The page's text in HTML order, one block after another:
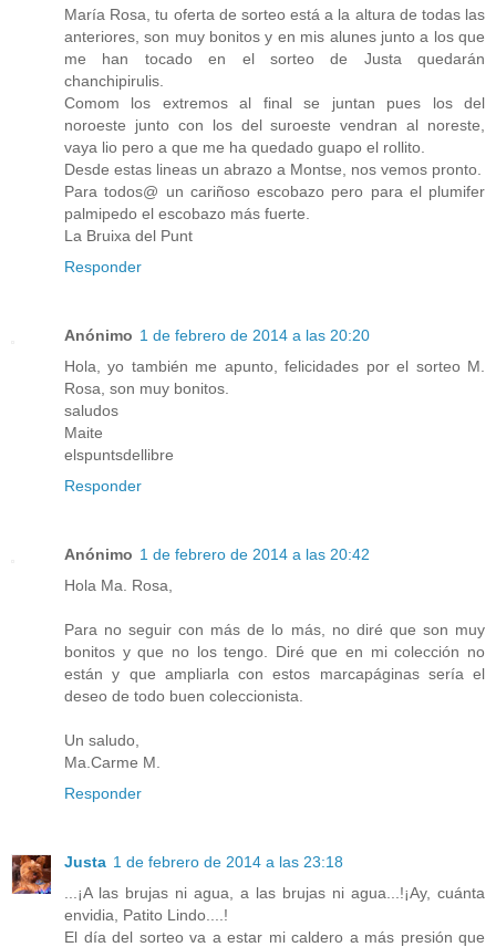
María Rosa, tu oferta de sorteo está a la altura de todas las
anteriores, son muy bonitos y en mis alunes junto a los que
me han tocado en el sorteo de Justa quedarán
chanchipirulis.
Comom los extremos al final se juntan pues los del
noroeste junto con los del suroeste vendran al noreste,
vaya lio pero a que me ha quedado guapo el rollito.
Desde estas lineas un abrazo a Montse, nos vemos pronto.
Para todos@ un cariñoso escobazo pero para el plumifer
palmipedo el escobazo más fuerte.
La Bruixa del Punt
Responder
Anónimo 1 de febrero de 2014 a las 20:20
Hola, yo también me apunto, felicidades por el sorteo M.
Rosa, son muy bonitos.
saludos
Maite
elspuntsdellibre
Responder
Anónimo 1 de febrero de 2014 a las 20:42
Hola Ma. Rosa,
Para no seguir con más de lo más, no diré que son muy
bonitos y que no los tengo. Diré que en mi colección no
están y que ampliarla con estos marcapáginas sería el
deseo de todo buen coleccionista.
Un saludo,
Ma.Carme M.
Responder
Justa 1 de febrero de 2014 a las 23:18
...¡A las brujas ni agua, a las brujas ni agua...!¡Ay, cuánta
envidia, Patito Lindo....!
El día del sorteo va a estar mi caldero a más presión que